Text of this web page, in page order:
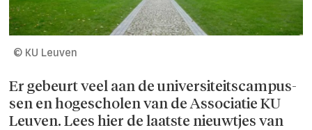
© KU Leuven
Er gebeurt veel aan de universiteitscampus­
sen en hogescholen van de Associatie KU
Leuven. Lees hier de laatste nieuwtjes van